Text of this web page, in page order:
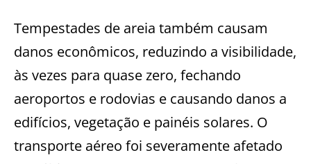
Tempestades de areia também causam
danos econômicos, reduzindo a visibilidade,
às vezes para quase zero, fechando
aeroportos e rodovias e causando danos a
edifícios, vegetação e painéis solares. O
transporte aéreo foi severamente afetado